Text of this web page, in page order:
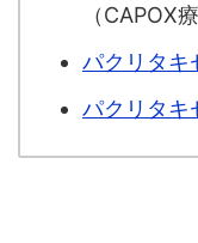
（CAPOX
パクリタキ
パクリタキ